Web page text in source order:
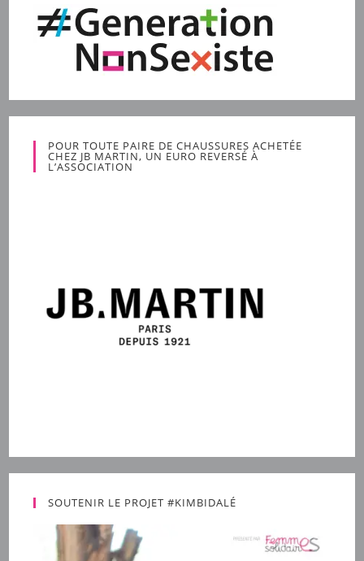
POUR TOUTE PAIRE DE CHAUSSURES ACHETÉE
CHEZ JB MARTIN, UN EURO REVERSÉ À
L’ASSOCIATION
SOUTENIR LE PROJET #KIMBIDALÉ